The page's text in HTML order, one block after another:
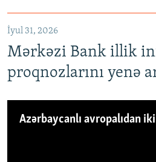
İyul 31, 2026
Mərkəzi Bank illik
proqnozlarını yenə